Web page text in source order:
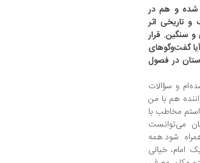
شده و هم در
تاریخی اثر
سنگین. قرار
گفت‌وگو‌های
در فصول
و سؤالات
هم با من
مخاطب با
می‌توانست
شود.همه
امام، خیالی